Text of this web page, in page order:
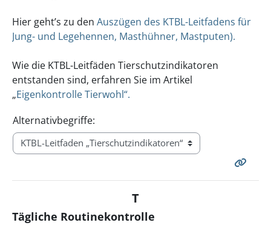
Hier geht’s zu den Auszügen des KTBL-Leitfadens für
Jung- und Legehennen, Masthühner, Mastputen).
Wie die KTBL-Leitfäden Tierschutzindikatoren
entstanden sind, erfahren Sie im Artikel
„Eigenkontrolle Tierwohl“.
Alternativbegriffe:
T
Tägliche Routinekontrolle